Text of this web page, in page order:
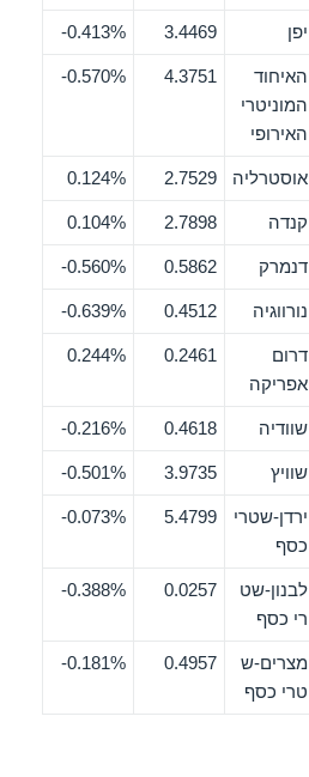
יפן 3.4469
0.413%-
האיחוד
המוניטרי
האירופי
4.3751
0.570%-
אוסטרליה 2.7529
0.124%
קנדה 2.7898
0.104%
דנמרק 0.5862
0.560%-
נורווגיה 0.4512
0.639%-
דרום
אפריקה
0.2461
0.244%
שוודיה 0.4618
0.216%-
שוויץ 3.9735
0.501%-
ירדן-שטרי
כסף
5.4799
0.073%-
לבנון-שט
רי כסף
0.0257
0.388%-
מצרים-ש
טרי כסף
0.4957
0.181%-